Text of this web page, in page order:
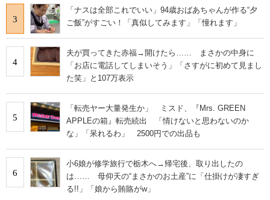
3
「ナスは全部これでいい」94歳おばあちゃんが作る“夕
ご飯”がすごい！「真似してみます」「憧れます」
4
夫が買ってきた赤福→開けたら…… まさかの中身に
「お店に電話してしまいそう」「さすがに初めて見まし
た笑」と107万表示
5
「転売ヤー大量発生か」 ミスド、『Mrs. GREEN
APPLEの箱』転売続出 「情けないと思わないのか
な」「呆れるわ」 2500円での出品も
6
小6娘が修学旅行で栃木へ→帰宅後、取り出したの
は…… 母仰天の“まさかのお土産”に「仕掛けが凄すぎ
る!!」「娘から賄賂がw」